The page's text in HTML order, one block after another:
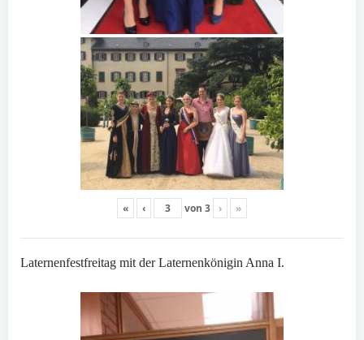
« ‹ von 3 › »
Laternenfestfreitag mit der Laternenkönigin Anna I.